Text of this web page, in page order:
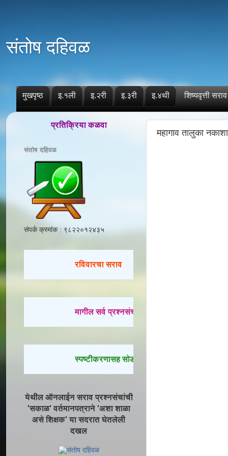
संतोष दहिवळ
मुखपृष्ठ इ.१ली इ.२री इ.३री इ.४थी शिष्यवृत्ती सराव
महागाव तालुका
प्रतिक्रिया कळवा
संतोष दहिवळ
संपर्क क्रमांक : ९८२२०१२४३५
रविवारचा सराव
मागील सर्व प्रश्नसंच सोडवण्यासाठी येथे क्लिक करा.
स्पष्टीकरणासह सोडवलेले प्रश्न पाहण्यासाठी येथे
येथील ऑनलाईन सराव प्रश्नसंचांची
'सकाळ' वर्तमानपत्राने 'अशा शाळा
असे शिक्षक' या सदरात घेतलेली
दखल